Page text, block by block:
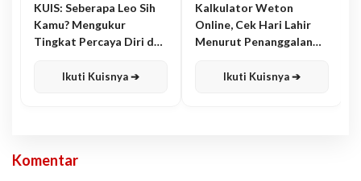
KUIS: Seberapa Leo Sih
Kamu? Mengukur
Tingkat Percaya Diri dan
Ikuti Kuisnya ➔
Kalkulator Weton
Online, Cek Hari Lahir
Menurut Penanggalan
Ikuti Kuisnya ➔
Komentar